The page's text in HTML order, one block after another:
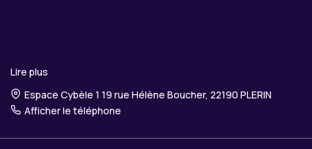
Lire plus
Espace Cybèle 1 19 rue Hélène Boucher, 22190 PLERIN
Afficher le téléphone